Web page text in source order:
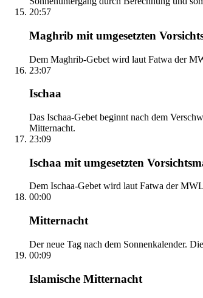
20:57
Maghrib mit umgesetzten
Dem Maghrib-Gebet wird laut Fatwa der
23:07
Ischaa
Das Ischaa-Gebet beginnt nach dem
Mitternacht.
23:09
Ischaa mit umgesetzten
Dem Ischaa-Gebet wird laut Fatwa der
00:00
Mitternacht
Der neue Tag nach dem Sonnenkalender.
00:09
Islamische Mitternacht